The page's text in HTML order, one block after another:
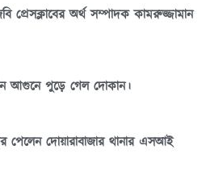
প্রেসক্লাবের অর্থ সম্পাদক কামরুজ্জামান
আগুনে পুড়ে গেল দোকান।
পেলেন দোয়ারাবাজার থানার এসআই